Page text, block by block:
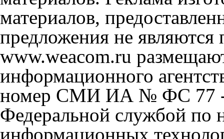
материалов,
предложения не
www.weacom.ru
информационного
номер СМИ ИА № ФС 77 -
Федеральной службой по
информационных